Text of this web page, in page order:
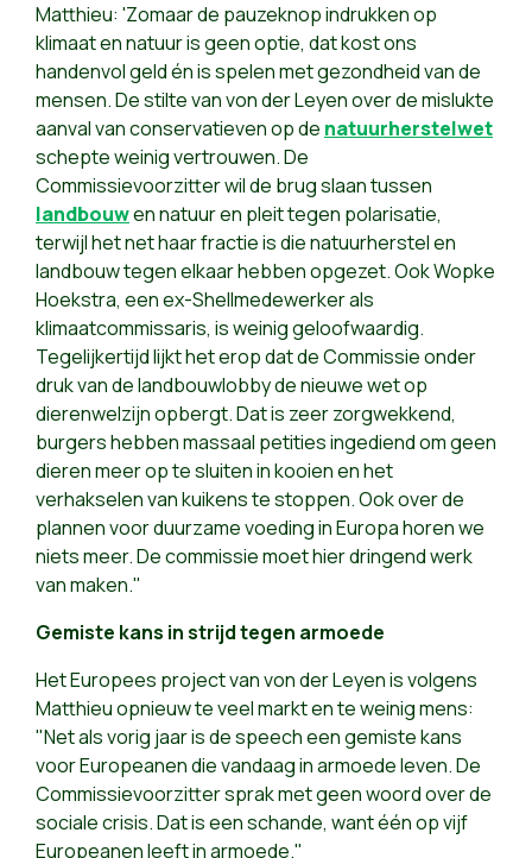
Matthieu: 'Zomaar de pauzeknop indrukken op
klimaat en natuur is geen optie, dat kost ons
handenvol geld én is spelen met gezondheid van de
mensen. De stilte van von der Leyen over de mislukte
aanval van conservatieven op de natuurherstelwet
schepte weinig vertrouwen. De
Commissievoorzitter wil de brug slaan tussen
landbouwen natuur en pleit tegen polarisatie,
terwijl het net haar fractie is die natuurherstel en
landbouw tegen elkaar hebben opgezet. Ook Wopke
Hoekstra, een ex-Shellmedewerker als
klimaatcommissaris, is weinig geloofwaardig.
Tegelijkertijd lijkt het erop dat de Commissie onder
druk van de landbouwlobby de nieuwe wet op
dierenwelzijn opbergt. Dat is zeer zorgwekkend,
burgers hebben massaal petities ingediend om geen
dieren meer op te sluiten in kooien en het
verhakselen van kuikens te stoppen. Ook over de
plannen voor duurzame voeding in Europa horen we
niets meer. De commissie moet hier dringend werk
van maken."
Gemiste kans in strijd tegen armoede
Het Europees project van von der Leyen is volgens
Matthieu opnieuw te veel markt en te weinig mens:
"Net als vorig jaar is de speech een gemiste kans
voor Europeanen die vandaag in armoede leven. De
Commissievoorzitter sprak met geen woord over de
sociale crisis. Dat is een schande, want één op vijf
Europeanen leeft in armoede."